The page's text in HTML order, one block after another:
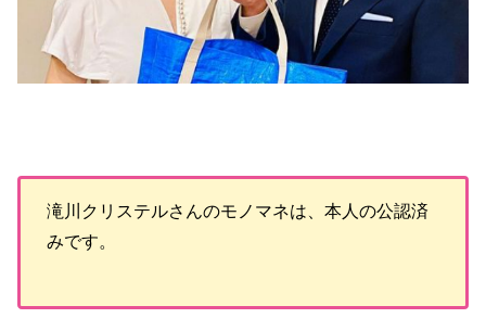
滝川クリステルさんのモノマネは、本人の公認済
みです。